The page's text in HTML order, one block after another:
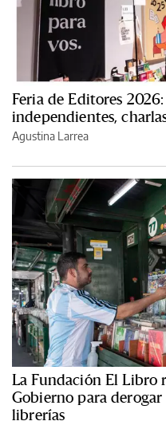
Feria de Editores
independientes,
Agustina Larrea
La Fundación El Libro
Gobierno para
librerías